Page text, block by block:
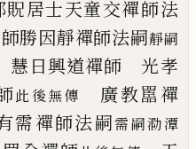
居士天童交禪師法
勝因靜禪師法嗣靜嗣
日興道禪師 光孝
此後無傳
廣教嚚禪
需禪師法嗣需嗣泐潭